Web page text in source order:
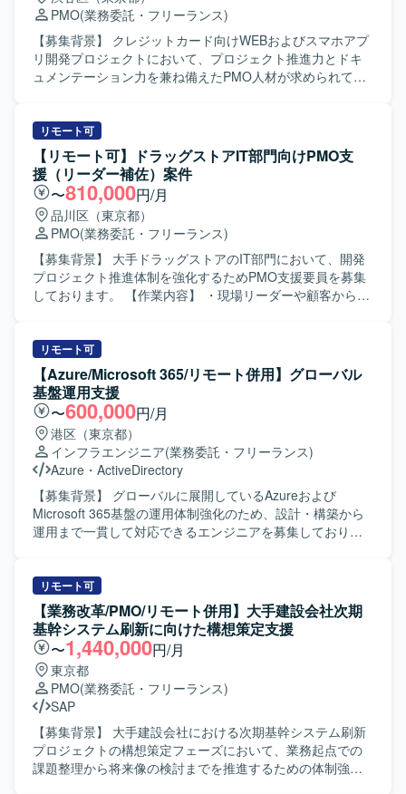
PMO(業務委託・フリーランス)
【募集背景】 クレジットカード向けWEBおよびスマホアプ
リ開発プロジェクトにおいて、プロジェクト推進力とドキ
ュメンテーション力を兼ね備えたPMO人材が求められてい
ジェクト推進を行って頂きます。 クライアント内での仕様
調整、関係者からの情報収集、タスクコントロール、業務
要件の資料化、課題管理、開発管理、ベンダー管理などを
担当して頂きます。 また、RFPや課題検討に関する資料、
QA質疑や仕様検討に関する各種資料の作成など、ドキュメ
ンテーション業務も担って頂きます。 【求める人物像】 主
体的に情報を取りに行き、関係者と円滑にコミュニケーシ
ョンを図りながらタスクを推進できる方を求めておりま
す。 複数の施策が並走する状況下でも関係性を整理しなが
ら業務を進められる方、ドキュメント作成に積極的に取り
おいて、上流から一連のプロジェクト推進に関わることが
できます。 業務・事業側とシステム側の両方と関わりなが
ら、要件整理や仕様調整のスキルを高めることができる環
境です。 【開発環境】 WEBおよびスマホアプリを対象とし
たシステム開発プロジェクトとなり、複数ベンダーが参画
する環境での開発・管理体制となります。
リモート可
【リモート可】ドラッグストアIT部門向けPMO支
援（リーダー補佐）案件
〜810,000円/月
品川区（東京都）
PMO(業務委託・フリーランス)
【募集背景】 大手ドラッグストアのIT部門において、開発
プロジェクト推進体制を強化するためPMO支援要員を募集
しております。 【作業内容】 ・現場リーダーや顧客からの
理、関係者との調整を能動的に推進していただきます。 ・
プロジェクトで発生する課題やリスクの洗い出しと整理、
改善案の検討支援を行います。 ・会議体の準備、議事録作
成、アクションアイテムのフォローなど、プロジェクト運
営に関わる業務を担当いただきます。 【求める人物像】 ・
自ら課題やタスクを見つけ、主体的に行動できる方を求め
ております。 ・指示された業務を正確かつスピーディに遂
行できる実行力のある方を歓迎いたします。 ・顧客やチー
ムメンバーと積極的にコミュニケーションを取り、周囲と
協調しながらプロジェクトを推進できる方が望ましいで
す。 【ポジションの魅力】 ・大規模な流通業界のITプロジ
ーダー補佐としてプロジェクト全体を俯瞰しながら業務に
携われるため、将来的なPMやPMOリードへのキャリアアッ
プにつなげやすいポジションです。 【開発環境】 ・詳細な
技術環境は非公開ですが、流通業向けシステムの開発プロ
ジェクトを対象としたPMO支援となります。
リモート可
【Azure/Microsoft 365/リモート併用】グローバル
基盤運用支援
〜600,000円/月
港区（東京都）
インフラエンジニア(業務委託・フリーランス)
Azure ・ ActiveDirectory
【募集背景】 グローバルに展開しているAzureおよび
Microsoft 365基盤の運用体制強化のため、設計・構築から
運用まで一貫して対応できるエンジニアを募集しておりま
ます。具体的には、認証・ID管理やセキュリティ、監査対
応、デバイス管理に関する設計および運用支援を行ってい
ただきます。オンプレミスチームと連携しながら、オンプ
レミスActive Directoryとのハイブリッド環境の運用や、関
連するドキュメント整備、各種調整業務も実施していただ
きます。 【求める人物像】 クラウドおよびオンプレミス双
方の技術に興味関心を持ち、主体的に情報収集やキャッチ
アップができる方を求めております。関係者とのコミュニ
ケーションを円滑に行いながら、ドキュメントを用いた情
報整理や合意形成ができる方が望ましいです。 【ポジショ
ンの魅力】 AzureおよびMicrosoft 365のグローバル環境に
リモート可
【業務改革/PMO/リモート併用】大手建設会社次期
基幹システム刷新に向けた構想策定支援
〜1,440,000円/月
東京都
PMO(業務委託・フリーランス)
SAP
【募集背景】 大手建設会社における次期基幹システム刷新
プロジェクトの構想策定フェーズにおいて、業務起点での
課題整理から将来像の検討までを推進するための体制強化